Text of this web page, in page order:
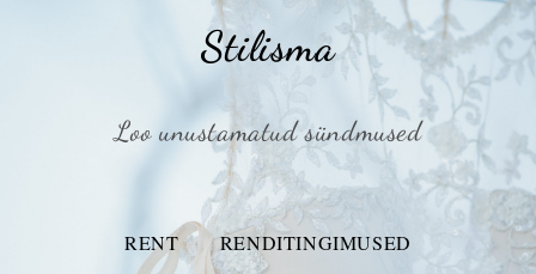
Stilisma
Loo unustamatud sündmused
RENT RENDITINGIMUSED